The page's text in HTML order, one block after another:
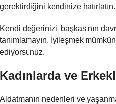
gerektirdiğini kendinize hatırlatın.
Kendi değerinizi, başkasının
tanımlamayın. İyileşmek
ediyorsunuz.
Kadınlarda ve
Aldatmanın nedenleri ve